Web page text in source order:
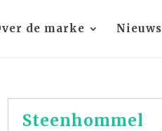
de marke Nieuws
Steenhommel